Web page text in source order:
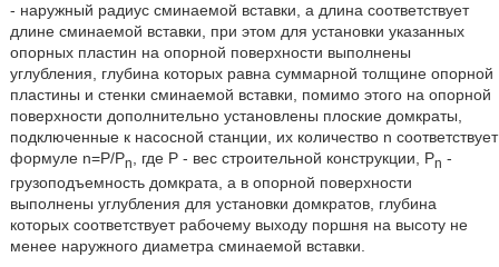
- наружный радиус сминаемой вставки, а длина соответствует
длине сминаемой вставки, при этом для установки указанных
опорных пластин на опорной поверхности выполнены
углубления, глубина которых равна суммарной толщине опорной
пластины и стенки сминаемой вставки, помимо этого на опорной
поверхности дополнительно установлены плоские домкраты,
подключенные к насосной станции, их количество n соответствует
формуле n=Р/Pn , где Р - вес строительной конструкции, Pn -
грузоподъемность домкрата, а в опорной поверхности
выполнены углубления для установки домкратов, глубина
которых соответствует рабочему выходу поршня на высоту не
менее наружного диаметра сминаемой вставки.